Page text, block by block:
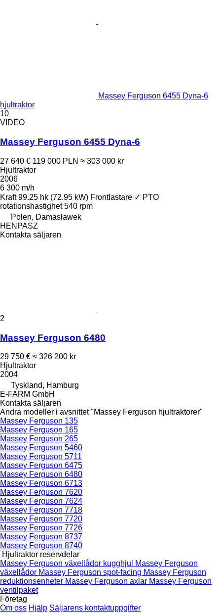
Massey Ferguson 6455 Dyna-6
hjultraktor
10
VIDEO
Massey Ferguson 6455 Dyna-6
27 640 € 119 000 PLN ≈ 303 000 kr
Hjultraktor
2006
6 300 m/h
Kraft 99.25 hk (72.95 kW) Frontlastare ✓ PTO
rotationshastighet 540 rpm
Polen, Damasławek
HENPASZ
Kontakta säljaren
2
Massey Ferguson 6480
29 750 € ≈ 326 200 kr
Hjultraktor
2004
Tyskland, Hamburg
E-FARM GmbH
Kontakta säljaren
Andra modeller i avsnittet "Massey Ferguson hjultraktorer"
Massey Ferguson 135
Massey Ferguson 165
Massey Ferguson 265
Massey Ferguson 5460
Massey Ferguson 5711
Massey Ferguson 6475
Massey Ferguson 6480
Massey Ferguson 6713
Massey Ferguson 7620
Massey Ferguson 7624
Massey Ferguson 7718
Massey Ferguson 7720
Massey Ferguson 7726
Massey Ferguson 8737
Massey Ferguson 8740
Hjultraktor reservdelar
Massey Ferguson växellådor kugghjul
Massey Ferguson
växellådor Massey Ferguson spot-facing Massey Ferguson
reduktionsenheter Massey Ferguson axlar Massey Ferguson
ventilpaket
Företag
Om oss Hjälp Säljarens kontaktuppgifter